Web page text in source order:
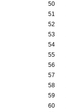
50
51
52
53
54
55
56
57
58
59
60